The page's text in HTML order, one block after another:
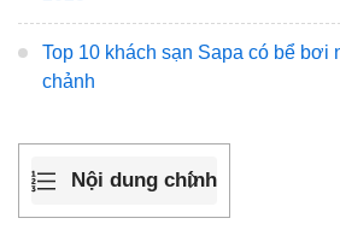
Top 10 khách sạn Sapa có bể bơi
chảnh
Nội dung chính